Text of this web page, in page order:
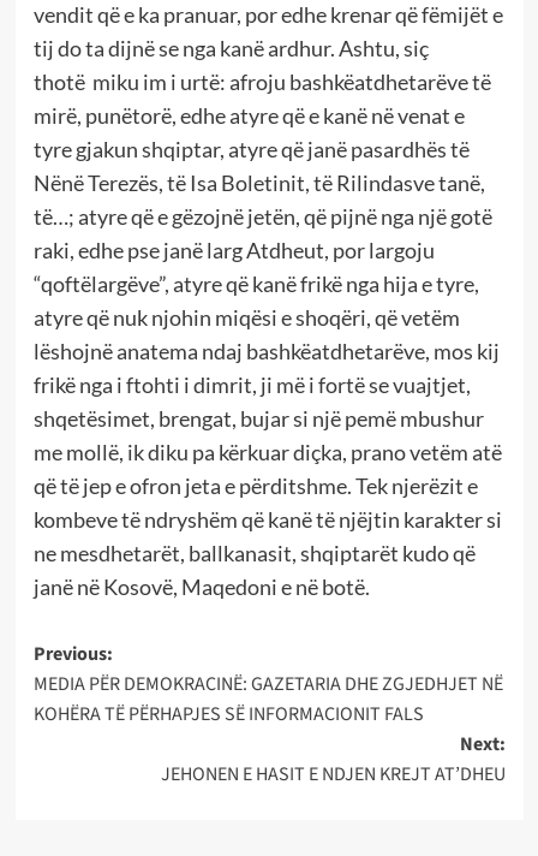
vendit që e ka pranuar, por edhe krenar që fëmijët e
tij do ta dijnë se nga kanë ardhur. Ashtu, siç
thotë miku im i urtë: afroju bashkëatdhetarëve të
mirë, punëtorë, edhe atyre që e kanë në venat e
tyre gjakun shqiptar, atyre që janë pasardhës të
Nënë Terezës, të Isa Boletinit, të Rilindasve tanë,
të…; atyre që e gëzojnë jetën, që pijnë nga një gotë
raki, edhe pse janë larg Atdheut, por largoju
“qoftëlargëve”, atyre që kanë frikë nga hija e tyre,
atyre që nuk njohin miqësi e shoqëri, që vetëm
lëshojnë anatema ndaj bashkëatdhetarëve, mos kij
frikë nga i ftohti i dimrit, ji më i fortë se vuajtjet,
shqetësimet, brengat, bujar si një pemë mbushur
me mollë, ik diku pa kërkuar diçka, prano vetëm atë
që të jep e ofron jeta e përditshme. Tek njerëzit e
kombeve të ndryshëm që kanë të njëjtin karakter si
ne mesdhetarët, ballkanasit, shqiptarët kudo që
janë në Kosovë, Maqedoni e në botë.
Post
navigation
Previous:
MEDIA PËR DEMOKRACINË: GAZETARIA DHE ZGJEDHJET NË
KOHËRA TË PËRHAPJES SË INFORMACIONIT FALS
Next:
JEHONEN E HASIT E NDJEN KREJT AT’DHEU